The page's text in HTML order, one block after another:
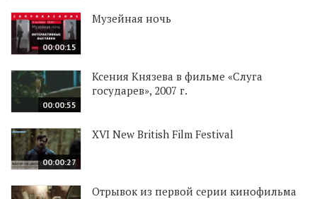
00:00:15
Музейная ночь
00:00:55
Ксения Князева в фильме «Слуга
государев», 2007 г.
00:00:27
XVI New British Film Festival
Отрывок из первой серии кинофильма